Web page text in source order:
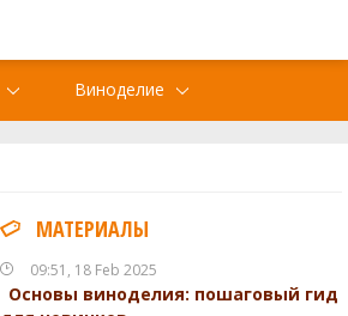
Виноделие
МАТЕРИАЛЫ
09:51, 18 Feb 2025
Основы виноделия: пошаговый гид